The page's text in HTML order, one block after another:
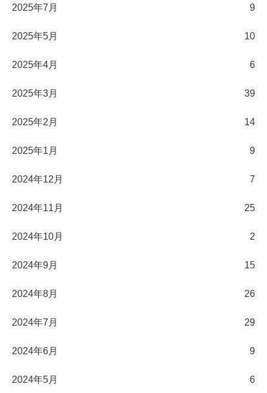
2025年7月 9
2025年5月 10
2025年4月 6
2025年3月 39
2025年2月 14
2025年1月 9
2024年12月 7
2024年11月 25
2024年10月 2
2024年9月 15
2024年8月 26
2024年7月 29
2024年6月 9
2024年5月 6